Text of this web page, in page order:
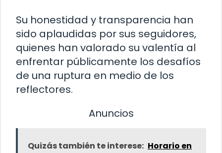
Su honestidad y transparencia han
sido aplaudidas por sus seguidores,
quienes han valorado su valentía al
enfrentar públicamente los desafíos
de una ruptura en medio de los
reflectores.
Anuncios
Quizás también te interese: Horario en